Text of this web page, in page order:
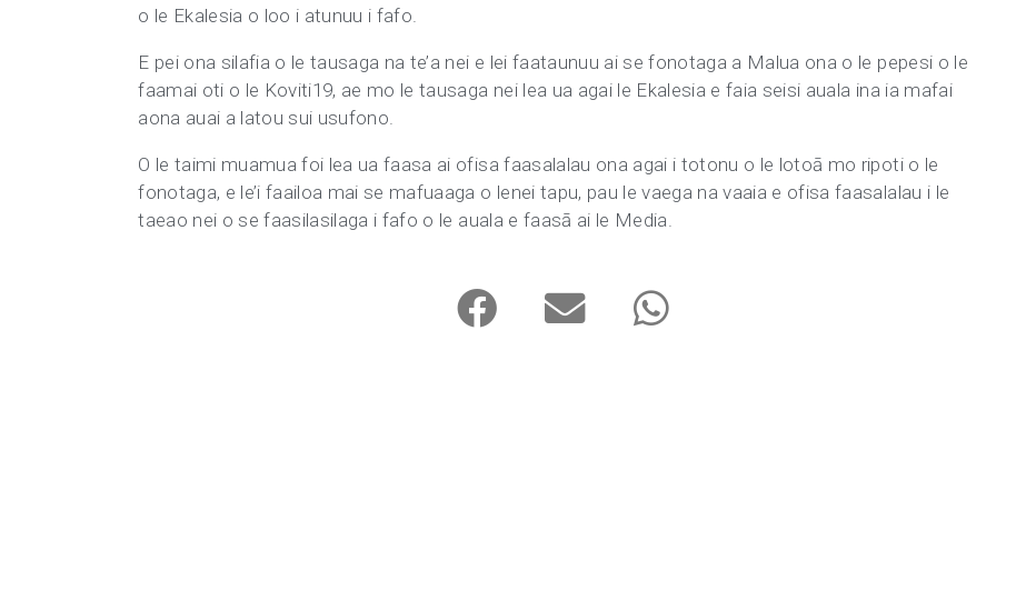
o le Ekalesia o loo i atunuu i fafo.
E pei ona silafia o le tausaga na te’a nei e lei faataunuu ai se fonotaga a Malua ona o le pepesi o le
faamai oti o le Koviti19, ae mo le tausaga nei lea ua agai le Ekalesia e faia seisi auala ina ia mafai
aona auai a latou sui usufono.
O le taimi muamua foi lea ua faasa ai ofisa faasalalau ona agai i totonu o le lotoā mo ripoti o le
fonotaga, e le’i faailoa mai se mafuaaga o lenei tapu, pau le vaega na vaaia e ofisa faasalalau i le
taeao nei o se faasilasilaga i fafo o le auala e faasā ai le Media.